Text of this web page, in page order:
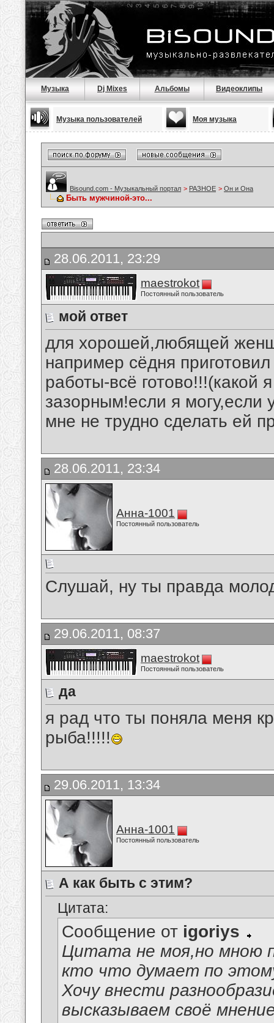
Музыка Dj Mixes Альбомы Видеоклипы
Музыка пользователей Моя музыка
Bisound.com - Музыкальный портал > РАЗНОЕ > Он и Она
Быть мужчиной-это...
28.06.2011, 23:29
maestrokot
Постоянный пользователь
мой ответ
для хорошей,любящей
например сёдня
работы-всё готово!!!(какой
зазорным!если я могу,если
мне не трудно сделать ей
28.06.2011, 23:34
Анна-1001
Постоянный пользователь
Слушай, ну ты правда
29.06.2011, 08:37
maestrokot
Постоянный пользователь
да
я рад что ты поняла меня
рыба!!!!!
29.06.2011, 13:34
Анна-1001
Постоянный пользователь
А как быть с этим?
Цитата:
Сообщение от igoriys
Цитата не моя,но мною
кто что думает по
Хочу внести
высказываем своё